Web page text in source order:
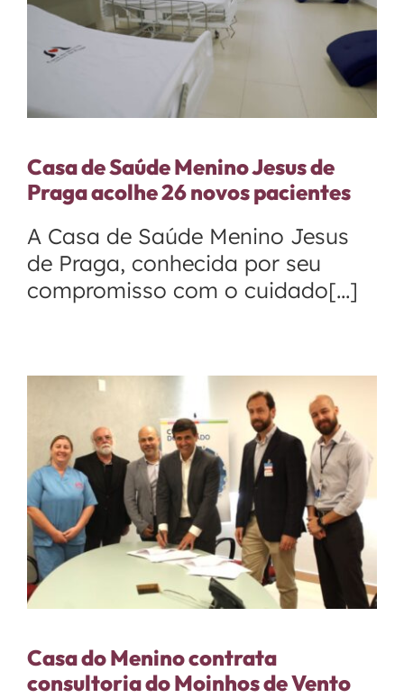
Casa de Saúde Menino Jesus de
Praga acolhe 26 novos pacientes
A Casa de Saúde Menino Jesus
de Praga, conhecida por seu
compromisso com o cuidado[...]
Casa do Menino contrata
consultoria do Moinhos de Vento